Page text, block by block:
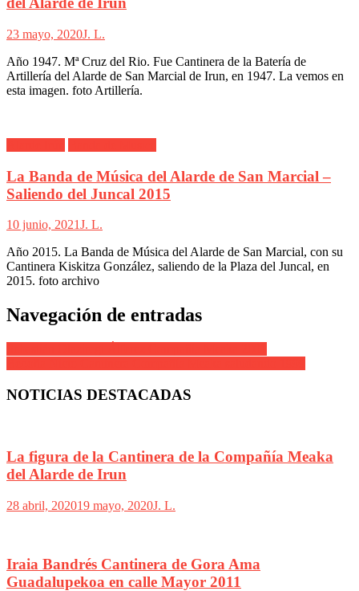
23 mayo, 2020J. L.
Año 1947. Mª Cruz del Rio. Fue Cantinera de la Batería de
Artillería del Alarde de San Marcial de Irun, en 1947. La vemos en
esta imagen. foto Artillería.
La Banda de Música del Alarde de San Marcial –
Saliendo del Juncal 2015
10 junio, 2021J. L.
Año 2015. La Banda de Música del Alarde de San Marcial, con su
Cantinera Kiskitza González, saliendo de la Plaza del Juncal, en
2015. foto archivo
Navegación de entradas
NOTICIAS DESTACADAS
La figura de la Cantinera de la Compañía Meaka
del Alarde de Irun
28 abril, 202019 mayo, 2020J. L.
Iraia Bandrés Cantinera de Gora Ama
Guadalupekoa en calle Mayor 2011